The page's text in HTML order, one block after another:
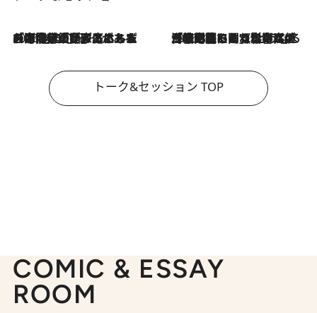
2026.8.3
「今後値上げがあるとすれば…」「リスクがあるのは今年の冬」エネルギー専門家が語る、ホルムズ海峡封鎖が家庭にもたらす“ある心配” 2026.8.3
「住宅建てられない…」「サーチャージ料の高値が続いている」ホルムズ海峡封鎖による影響はいつまで続く？《エネルギー専門家に聞く“どうなる日本の暮らし”》
トーク&セッション TOP
COMIC & ESSAY
ROOM